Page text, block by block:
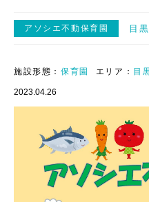
アソシエ不動保育園 目黒
施設形態： 保育園 エリア： 目
2023.04.26